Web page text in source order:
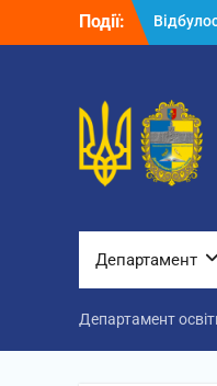
Події:
для
Департамент
Департамент